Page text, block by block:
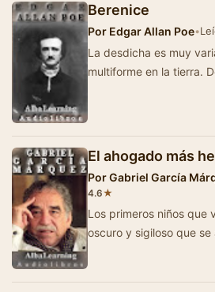
Berenice
Por Edgar Allan Poe•
La desdicha es muy
multiforme en la tierra.
El ahogado más
PorGabriel García
4.6★
Los primeros niños que
oscuro y sigiloso que